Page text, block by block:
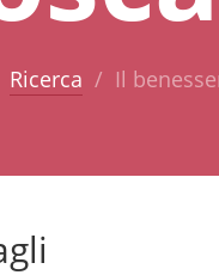
Ricerca Il